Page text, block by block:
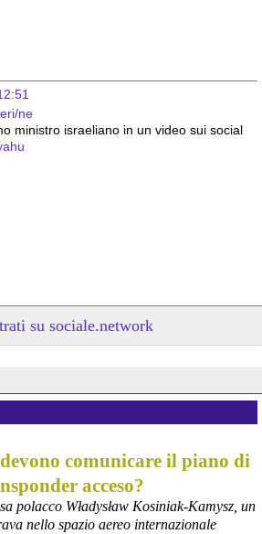
ne
ministro israeliano in un video sui social
della Del Monte in Kenya – una
nelle contee di Kiambu e
a nord-est di Nairobi – continua a fare
denunciate da decenni senza che le
stessi vertici della multinazionale e i
si traducano in fatti.
su sociale.network
comunicare il piano di
acceso?
polacco Władysław Kosiniak-Kamysz, un
nello spazio aereo internazionale